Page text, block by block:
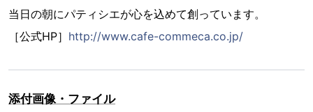
当日の朝にパティシエが心を込めて創っています。
［公式HP］ http://www.cafe-commeca.co.jp/
添付画像・ファイル